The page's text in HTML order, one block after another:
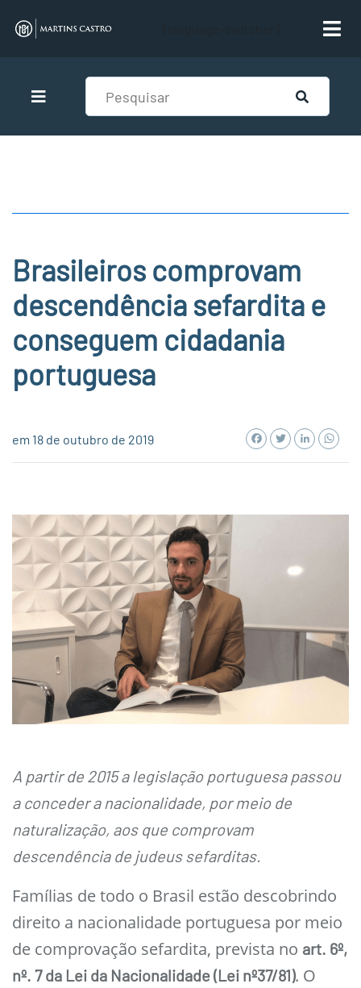
Brasileiros comprovam
descendência sefardita e
conseguem cidadania
portuguesa
em 18 de outubro de 2019 Facebook
Twitter
A partir de 2015 a legislação portuguesa passou
a conceder a nacionalidade, por meio de
naturalização, aos que comprovam
descendência de judeus sefarditas.
Famílias de todo o Brasil estão descobrindo
direito a nacionalidade portuguesa por meio
de comprovação sefardita, prevista no art. 6º,
nº. 7 da Lei da Nacionalidade (Lei nº37/81). O